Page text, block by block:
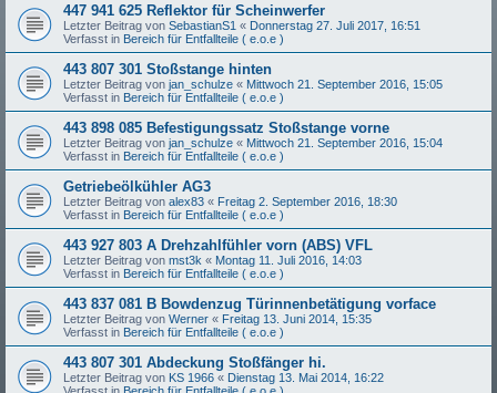
447 941 625 Reflektor für Scheinwerfer
Letzter Beitrag von SebastianS1 « Donnerstag 27. Juli 2017, 16:51
Verfasst in Bereich für Entfallteile ( e.o.e )
443 807 301 Stoßstange hinten
Letzter Beitrag von jan_schulze « Mittwoch 21. September 2016, 15:05
Verfasst in Bereich für Entfallteile ( e.o.e )
443 898 085 Befestigungssatz Stoßstange vorne
Letzter Beitrag von jan_schulze « Mittwoch 21. September 2016, 15:04
Verfasst in Bereich für Entfallteile ( e.o.e )
Getriebeölkühler AG3
Letzter Beitrag von alex83 « Freitag 2. September 2016, 18:30
Verfasst in Bereich für Entfallteile ( e.o.e )
443 927 803 A Drehzahlfühler vorn (ABS) VFL
Letzter Beitrag von mst3k « Montag 11. Juli 2016, 14:03
Verfasst in Bereich für Entfallteile ( e.o.e )
443 837 081 B Bowdenzug Türinnenbetätigung vorface
Letzter Beitrag von Werner « Freitag 13. Juni 2014, 15:35
Verfasst in Bereich für Entfallteile ( e.o.e )
443 807 301 Abdeckung Stoßfänger hi.
Letzter Beitrag von KS 1966 « Dienstag 13. Mai 2014, 16:22
Verfasst in Bereich für Entfallteile ( e.o.e )